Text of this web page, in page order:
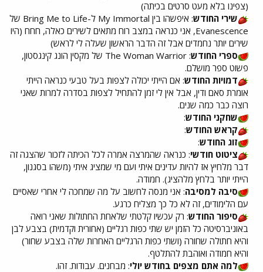
(צפינו בלא מעט סרטים בכיתה)
שירי החודש
: איפשהו בין My Immortal ל-Bring Me to Life של
Evanescence, אני כנראה במצב רוח מתאים לשירים כאלה, חחח (היו
שירים יותר נחמדים אבל זה הדבר הראשון שעלה לי לראש)
ספרי החודש
: The Woman Warrior של מקסין הונג קינגסטון,
פשוט ספר מושלם.
דמויות החודש: אם הייתי יכולה לצפות בעל טבעי כנראה הייתי
אומרת סאם ודין, אבל אין לי זמן להתחיל לצפות בסדרה למרות שאני
רוצה כבר כמה שנים.
שחקני החודש:
קראש החודש:
זוג החודש:
ציטוט חודשי: כנראה שהמרצה אמרה לכל הכיתה לזכור שהצגה זה
דבר מלחיץ אז להיות עדינים איתי ועם מי שמציג איתי (משהו בסגנון,
הייתי יותר בלחץ מלהציג). חמודה.
סיבה למסיבה: אני מנסה לחשוב על מה שמחכה לי אחרי שאסיים
עם הלימודים, זה לא כל כך מצליח כרגע.
סיפור החודש: רק עכשיו קלטתי שלאחת החתולות שאני רואה
באוניברסיטה כל הזמן יש שתי כפות רגליים (אחורית וקדמית) בצבע לבן
והיא חתולה שחורה (ושתי כפות הרגליים האחרות שלה בצבע שחור)
והיא חמודה ואוהבת להתלטף.
למה אתם מצפים בחודש יולי: מבחנים. עבודות. זהו.